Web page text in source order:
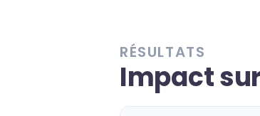
RÉSULTATS
Impact